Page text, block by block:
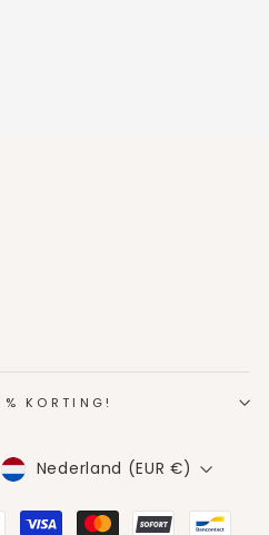
KORTING!
MUNTEENHEID
Nederland (EUR €)